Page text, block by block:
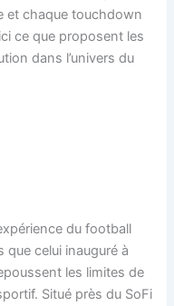
et chaque touchdown
ce que proposent les
dans l’univers du
du football
que celui inauguré à
les limites de
Situé près du SoFi